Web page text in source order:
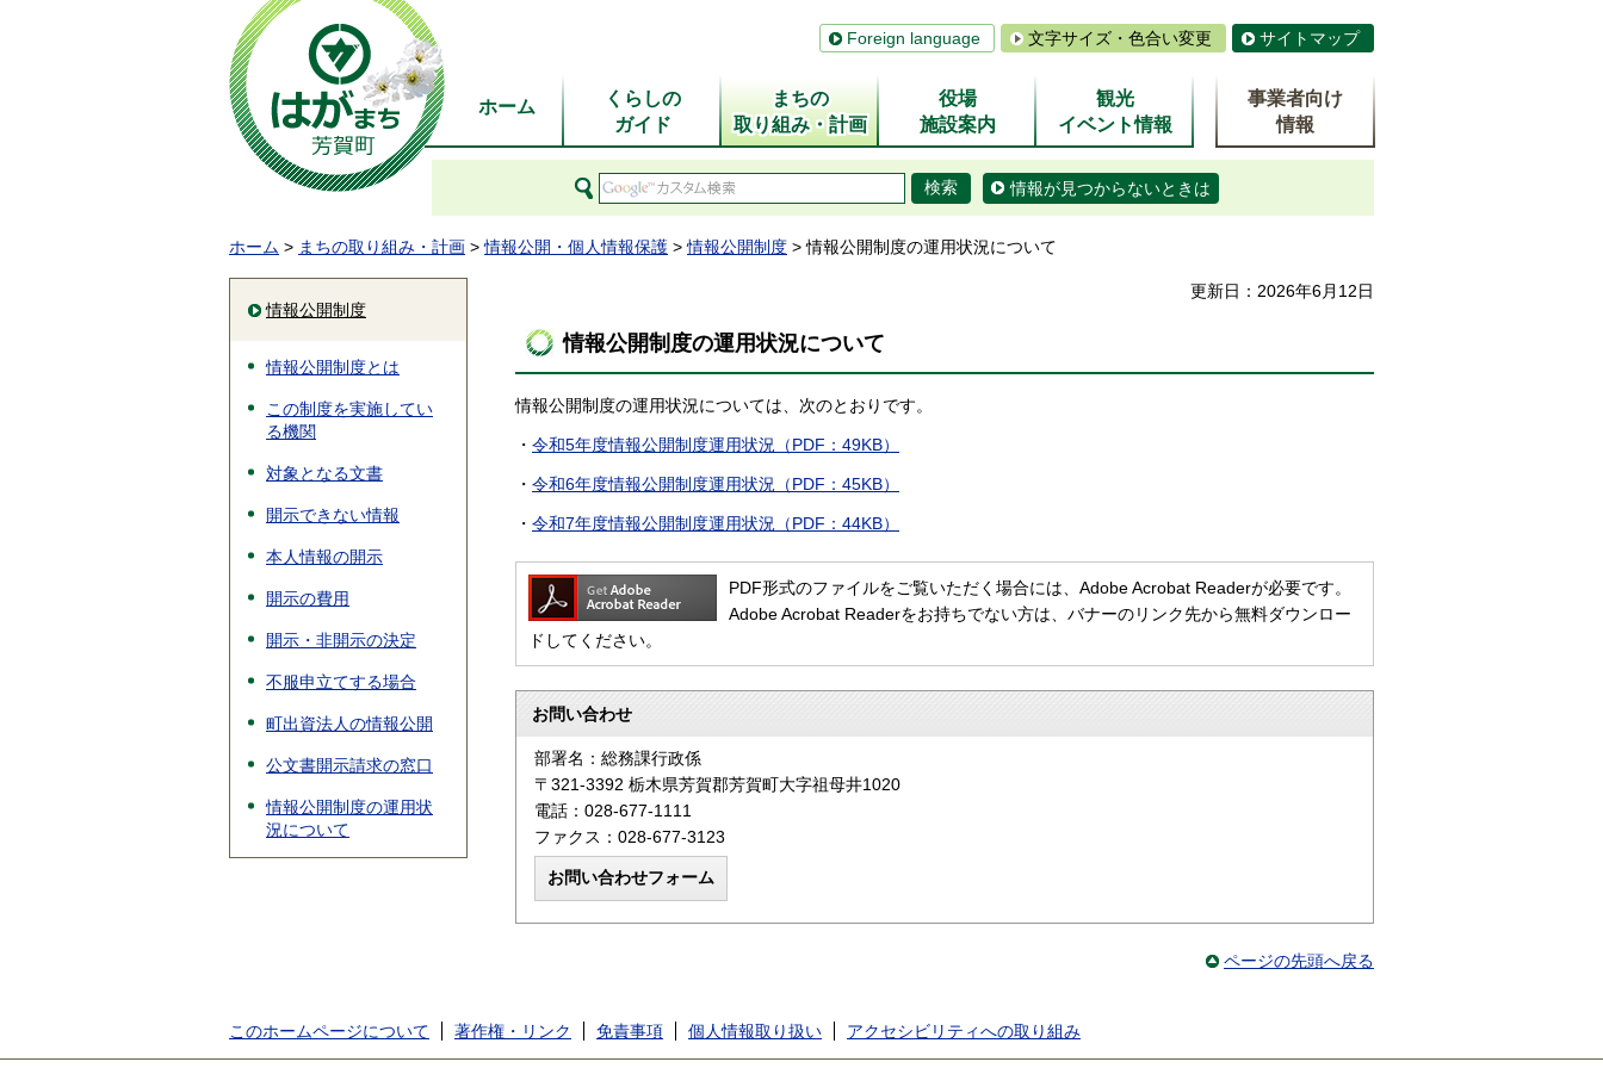
Foreign language 文字サイズ・色合い変更 サイトマップ
ホーム
くらしの
ガイド
まちの
取り組み・計画
役場
施設案内
観光
イベント情報
事業者向け
情報
情報が見つからないときは
ホーム > まちの取り組み・計画 >情報公開・個人情報保護 >情報公開制度 > 情報公開制度の運用状況について
情報公開制度
情報公開制度とは
この制度を実施してい
る機関
対象となる文書
開示できない情報
本人情報の開示
開示の費用
開示・非開示の決定
不服申立てする場合
町出資法人の情報公開
公文書開示請求の窓口
情報公開制度の運用状
況について
更新日：2026年6月12日
情報公開制度の運用状況について
情報公開制度の運用状況については、次のとおりです。
・ 令和5年度情報公開制度運用状況（PDF：49KB）
・ 令和6年度情報公開制度運用状況（PDF：45KB）
・ 令和7年度情報公開制度運用状況（PDF：44KB）
PDF形式のファイルをご覧いただく場合には、Adobe Acrobat Readerが必要です。
Adobe Acrobat Readerをお持ちでない方は、バナーのリンク先から無料ダウンロー
ドしてください。
お問い合わせ
部署名：総務課行政係
〒321-3392 栃木県芳賀郡芳賀町大字祖母井1020
電話：028-677-1111
ファクス：028-677-3123
ページの先頭へ戻る
このホームページについて 著作権・リンク 免責事項 個人情報取り扱い アクセシビリティへの取り組み